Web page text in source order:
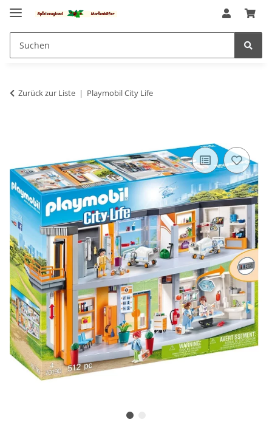
Zurück zur Liste Playmobil City Life